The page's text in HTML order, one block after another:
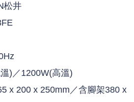
井
)／1200W(高溫)
x 200 x 250mm／含腳架380 x